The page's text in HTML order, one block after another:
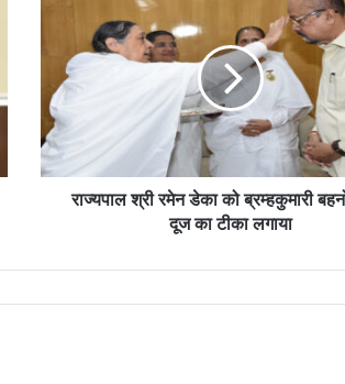
राज्यपाल श्री रमेन डेका को ब्रम्हकुमारी
दूज का टीका लगाया